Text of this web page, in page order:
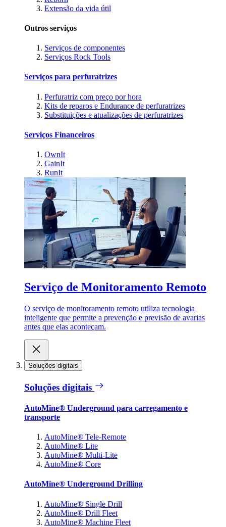
Extensão da vida útil
Outros serviços
Serviços de componentes
Serviços Rock Tools
Serviços para perfuratrizes
Perfuratriz com preço por hora
Kits de reparos e Endurance de perfuratrizes
Substituições e atualizações de perfuratrizes
Serviços Financeiros
OwnIt
GainIt
RunIt
Serviço de Monitoramento Remoto
O serviço de monitoramento remoto utiliza tecnologia
inteligente que permite a prevenção e previsão de avarias
antes que elas aconteçam.
Soluções digitais
Soluções digitais
AutoMine® Underground para carregamento e
transporte
AutoMine® Tele-Remote
AutoMine® Lite
AutoMine® Multi-Lite
AutoMine® Core
AutoMine® Underground Drilling
AutoMine® Single Drill
AutoMine® Drill Fleet
AutoMine® Machine Fleet